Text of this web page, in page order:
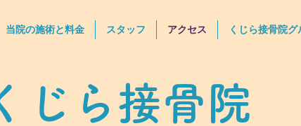
当院の施術と料金 スタッフ アクセス くじら接骨院グ
じら接骨院